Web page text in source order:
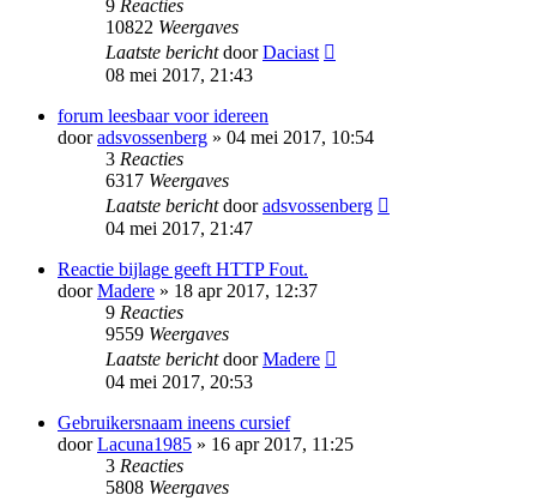
9 Reacties
10822 Weergaves
Laatste berichtdoorDaciast
08 mei 2017, 21:43
forum leesbaar voor idereen
dooradsvossenberg » 04 mei 2017, 10:54
3 Reacties
6317 Weergaves
Laatste berichtdooradsvossenberg
04 mei 2017, 21:47
Reactie bijlage geeft HTTP Fout.
doorMadere » 18 apr 2017, 12:37
9 Reacties
9559 Weergaves
Laatste berichtdoorMadere
04 mei 2017, 20:53
Gebruikersnaam ineens cursief
doorLacuna1985 » 16 apr 2017, 11:25
3 Reacties
5808 Weergaves